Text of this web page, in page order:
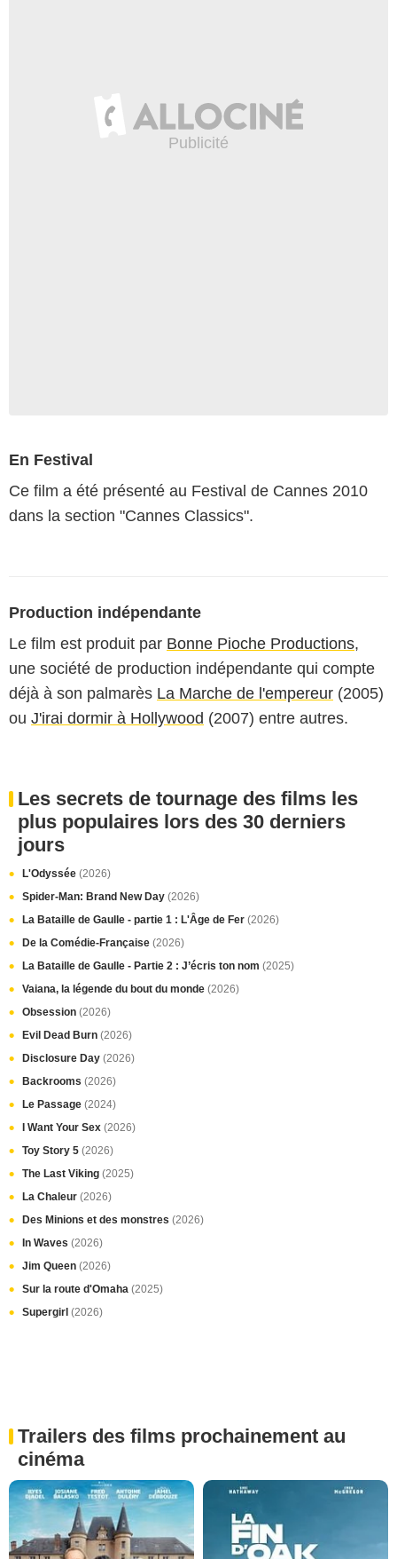
En Festival
Ce film a été présenté au Festival de Cannes 2010
dans la section "Cannes Classics".
Production indépendante
Le film est produit par Bonne Pioche Productions,
une société de production indépendante qui compte
déjà à son palmarès La Marche de l'empereur (2005)
ou J'irai dormir à Hollywood (2007) entre autres.
Les secrets de tournage des films les
plus populaires lors des 30 derniers
jours
L'Odyssée (2026)
Spider-Man: Brand New Day (2026)
La Bataille de Gaulle - partie 1 : L'Âge de Fer (2026)
De la Comédie-Française (2026)
La Bataille de Gaulle - Partie 2 : J’écris ton nom (2025)
Vaiana, la légende du bout du monde (2026)
Obsession (2026)
Evil Dead Burn (2026)
Disclosure Day (2026)
Backrooms (2026)
Le Passage (2024)
I Want Your Sex (2026)
Toy Story 5 (2026)
The Last Viking (2025)
La Chaleur (2026)
Des Minions et des monstres (2026)
In Waves (2026)
Jim Queen (2026)
Sur la route d'Omaha (2025)
Supergirl (2026)
Trailers des films prochainement au
cinéma